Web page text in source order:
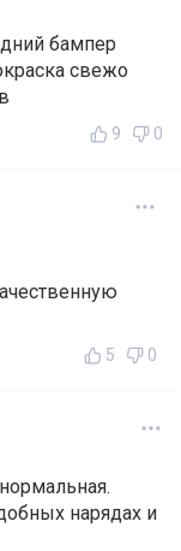
бампер
свежо
9 0
5 0
нарядах и